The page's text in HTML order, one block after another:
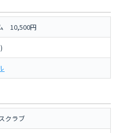
10,500円
クラブ